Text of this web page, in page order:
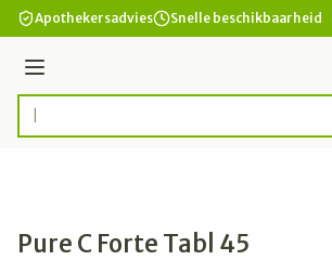
Ga naar de inhoud
Apothekersadvies Snelle beschikbaarheid
Menu
Product, merk, categorie...
Pure C Forte Tabl 45